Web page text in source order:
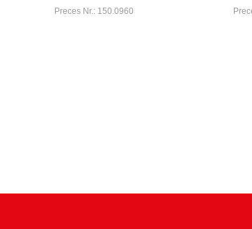
Preces Nr.: 150.0960